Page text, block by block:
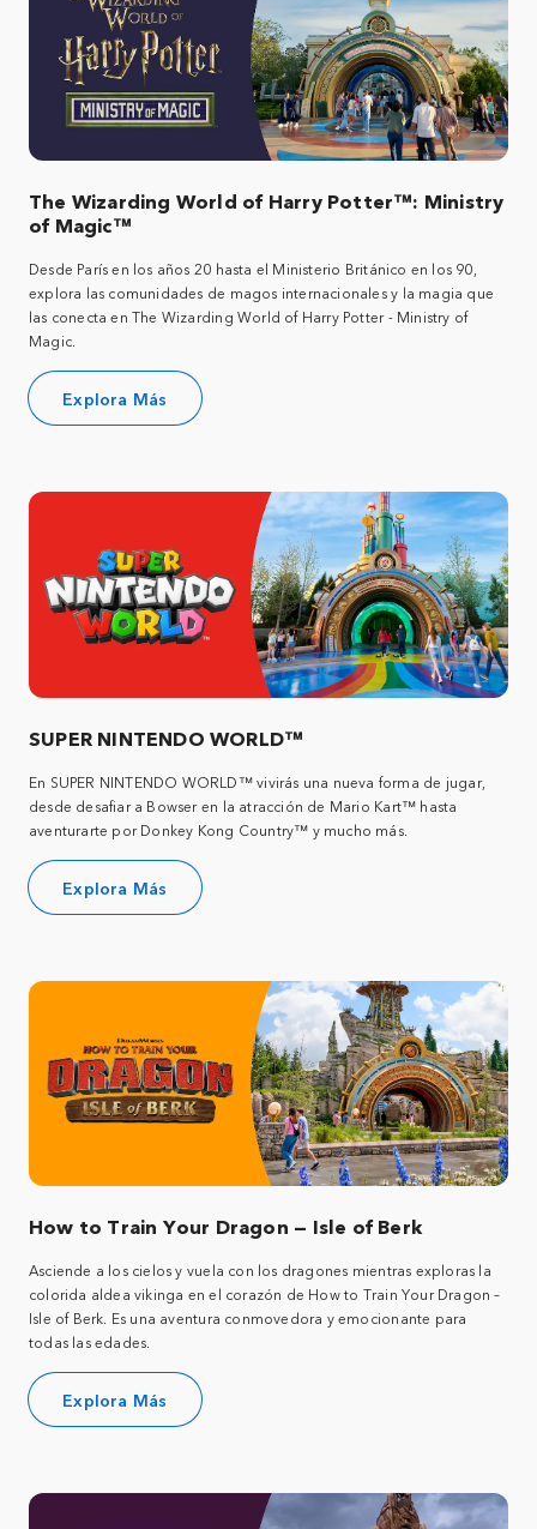
The Wizarding World of Harry Potter™: Ministry
of Magic™
Desde París en los años 20 hasta el Ministerio Británico en los 90,
explora las comunidades de magos internacionales y la magia que
las conecta en The Wizarding World of Harry Potter - Ministry of
Magic.
Explora Más
SUPER NINTENDO WORLD™
En SUPER NINTENDO WORLD™ vivirás una nueva forma de jugar,
desde desafiar a Bowser en la atracción de Mario Kart™ hasta
aventurarte por Donkey Kong Country™ y mucho más.
Explora Más
How to Train Your Dragon — Isle of Berk
Asciende a los cielos y vuela con los dragones mientras exploras la
colorida aldea vikinga en el corazón de How to Train Your Dragon –
Isle of Berk. Es una aventura conmovedora y emocionante para
todas las edades.
Explora Más